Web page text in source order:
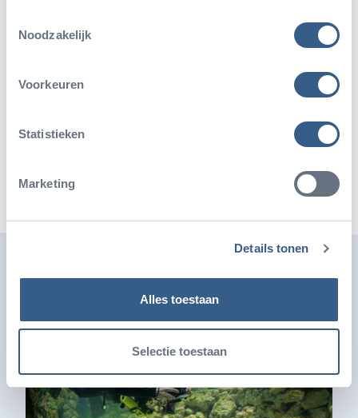
Noodzakelijk
Voorkeuren
Statistieken
Marketing
Details tonen
Alles toestaan
Selectie toestaan
Deel op WhatsApp
Kopieer link
Ook leuk